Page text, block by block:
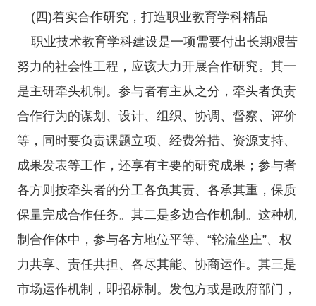
(四)着实合作研究，打造职业教育学科精品
职业技术教育学科建设是一项需要付出长期艰苦
努力的社会性工程，应该大力开展合作研究。其一
是主研牵头机制。参与者有主从之分，牵头者负责
合作行为的谋划、设计、组织、协调、督察、评价
等，同时要负责课题立项、经费筹措、资源支持、
成果发表等工作，还享有主要的研究成果；参与者
各方则按牵头者的分工各负其责、各承其重，保质
保量完成合作任务。其二是多边合作机制。这种机
制合作体中，参与各方地位平等、“轮流坐庄”、权
力共享、责任共担、各尽其能、协商运作。其三是
市场运作机制，即招标制。发包方或是政府部门，